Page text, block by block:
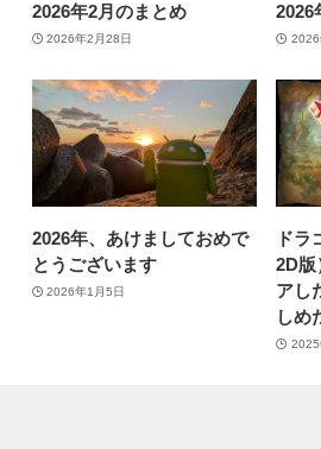
2026年2月のまとめ
2026年2月28日
2026
2026
2026年、あけましておめで
とうございます
2026年1月5日
ド
2D版
アし
しめ
2025